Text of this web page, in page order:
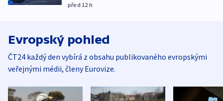
před 12 h
Evropský pohled
ČT24 každý den vybírá z obsahu publikovaného evropskými
veřejnými médii, členy Eurovize.